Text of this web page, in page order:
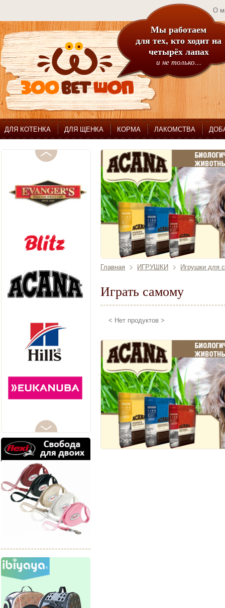
О
Мы работаем
для тех, кто ходит на
четырёх лапах
и не только…
ДЛЯ КОТЕНКА ДЛЯ ЩЕНКА КОРМА ЛАКОМСТВА
Главная ИГРУШКИ Игрушки для
Играть самому
< Нет продуктов >